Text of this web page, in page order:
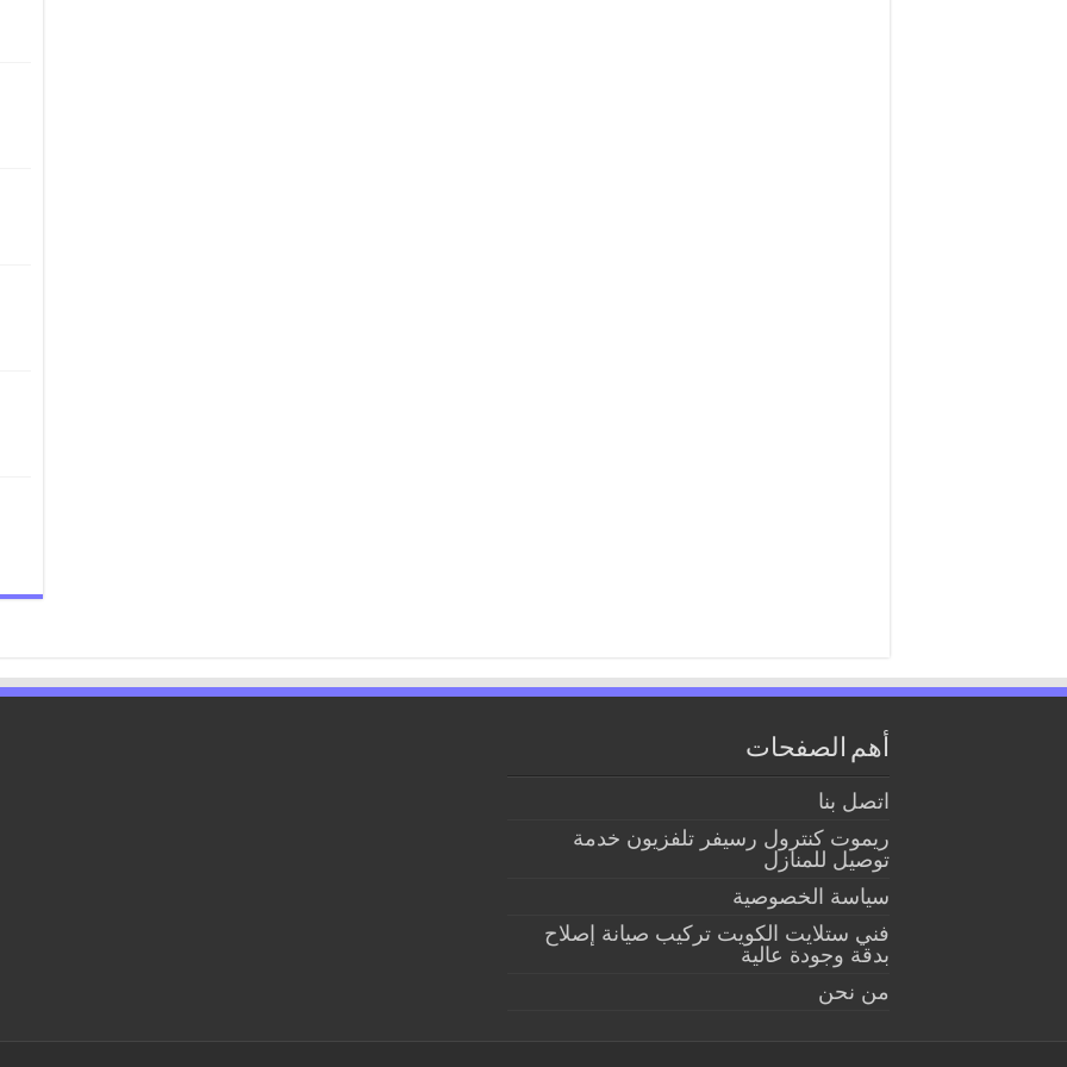
أهم الصفحات
اتصل بنا
ريموت كنترول رسيفر تلفزيون خدمة
توصيل للمنازل
سياسة الخصوصية
فني ستلايت الكويت تركيب صيانة إصلاح
بدقة وجودة عالية
من نحن